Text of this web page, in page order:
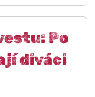
Po
diváci